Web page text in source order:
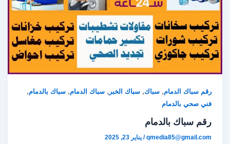
رقم سباك الدمام,سباك,سباك الخبر ,سباك الدمام,سباك بالدمام,
فني صحي بالدمام
رقم سباك بالدمام
qmedia85@gmail.com
/يناير 23, 2025